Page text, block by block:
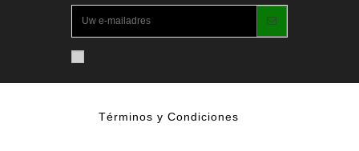
Términos y Condiciones